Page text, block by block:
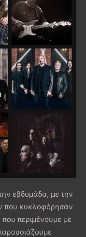
εβδομάδα, με την
που κυκλοφόρησαν
περιμένουμε με